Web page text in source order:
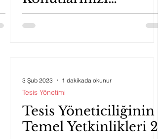
Profesyonelce
Yönetmek İçin
3 Şub 2023 1 dakikada okunur
Tesis Yönetimi
Tesis Yöneticiliğinin
Temel Yetkinlikleri 2